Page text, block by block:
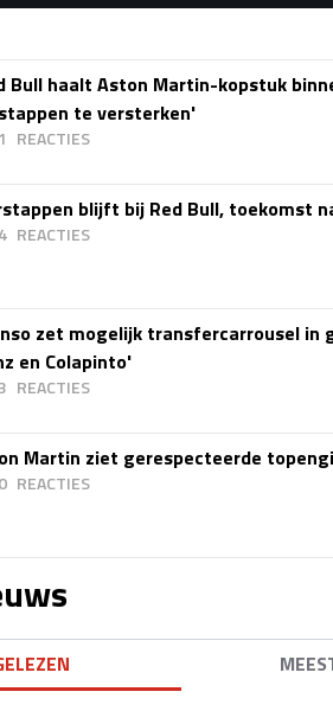
Bull haalt Aston Martin-kopstuk
te versterken'
1
blijft bij Red Bull, toekomst
4
zet mogelijk transfercarrousel in
en Colapinto'
Martin ziet gerespecteerde
0